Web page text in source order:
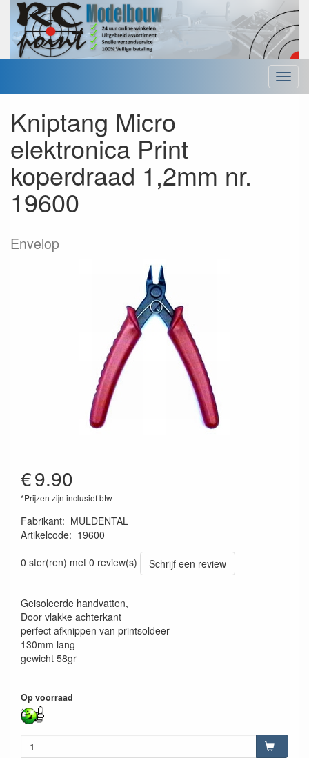
Menu
Kniptang Micro
elektronica Print
koperdraad 1,2mm nr.
19600
Envelop
€9.90
*Prijzen zijn inclusief btw
Fabrikant: MULDENTAL
Artikelcode: 19600
0 ster(ren) met 0 review(s)
Schrijf een review
Geisoleerde handvatten,
Door vlakke achterkant
perfect afknippen van printsoldeer
130mm lang
gewicht 58gr
Op voorraad